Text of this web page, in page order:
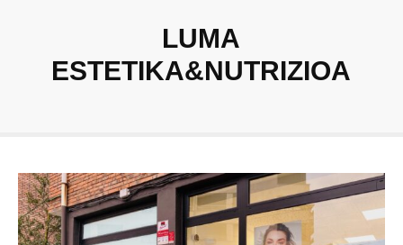
LUMA
ESTETIKA&NUTRIZIOA